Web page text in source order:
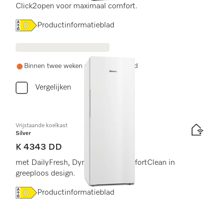
Click2open voor maximaal comfort.
Online Label Flag, Energielabel
Productinformatieblad
Binnen twee weken weer op voorraad
Vergelijken
Vrijstaande koelkast
Silver
K 4343 DD
met DailyFresh, DynaCool en ComfortClean in
greeploos design.
Online Label Flag, Energielabel
Productinformatieblad